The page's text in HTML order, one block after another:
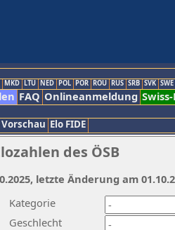
MKD LTU NED POL POR ROU RUS SRB SVK SWE
FAQ Onlineanmeldung
Vorschau Elo FIDE
des ÖSB
Kategorie
Geschlecht
letzte Änderung am